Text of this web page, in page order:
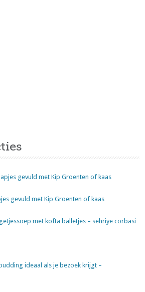
gevuld met Kip Groenten of kaas
gevuld met Kip Groenten of kaas
met kofta balletjes – sehriye corbasi
ideaal als je bezoek krijgt –